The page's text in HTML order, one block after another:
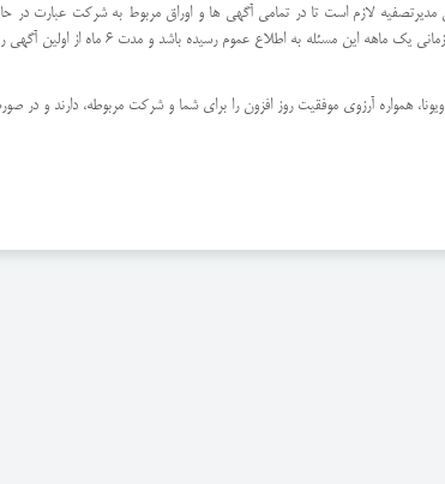
کثیرالانتشار شرکت با
همواره آرزوی موفقیت روز افزون را برای شما و شرکت مربوطه، دارند و در